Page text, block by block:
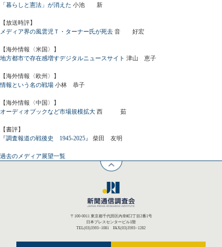
「暮らしと憲法」が消えた 小池 新
【放送時評】
メディア界の風雲児Ｔ・ターナー氏が死去 音 好宏
【海外情報〈米国〉】
地方都市で存在感増すデジタルニュースサイト 津山 恵子
【海外情報〈欧州〉】
情報という名の戦場 小林 恭子
【海外情報〈中国〉】
オーディオブックなど市場規模拡大 西 茹
【書評】
『調査報道の戦後史 1945-2025』
柴田 友明
過去のメディア展望一覧
〒100-0011 東京都千代田区内幸町2丁目2番1号
日本プレスセンタービル1階
TEL(03)3593−1081 FAX(03)3593−1282